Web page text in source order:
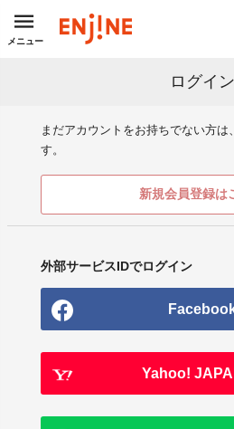
メニュー
ログイン
まだアカウントをお持ちでない方
す。
新規会員登録は
外部サービスIDでログイン
Yahoo!